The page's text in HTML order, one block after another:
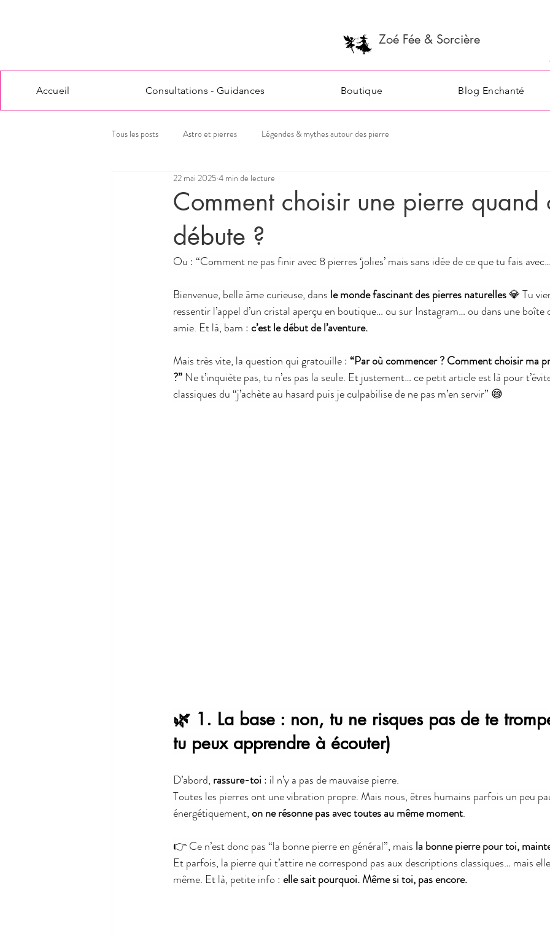
Zoé Fée & Sorcière
Accueil Consultations - Guidances Boutique Blog Enchanté
Tous les posts Astro et pierres Légendes & mythes autour des pierre
Comment choisir une pierre quand
débute ?
22 mai 2025 4 min de lecture
Ou : “Comment ne pas finir avec 8 pierres ‘jolies’ mais sans idée de ce que tu fais
Bienvenue, belle âme curieuse, dans le monde fascinant des pierres naturelles 💎 Tu
ressentir l’appel d’un cristal aperçu en boutique… ou sur Instagram… ou dans une boîte
amie. Et là, bam : c’est le début de l’aventure.
Mais très vite, la question qui gratouille : “Par où commencer ? Comment choisir ma
?” Ne t’inquiète pas, tu n’es pas la seule. Et justement… ce petit article est là pour
classiques du “j’achète au hasard puis je culpabilise de ne pas m’en servir” 😅
🌿 1. La base : non, tu ne risques pas de te
tu peux apprendre à écouter)
D’abord, rassure-toi : il n’y a pas de mauvaise pierre.
Toutes les pierres ont une vibration propre. Mais nous, êtres humains parfois un peu
énergétiquement, on ne résonne pas avec toutes au même moment.
👉 Ce n’est donc pas “la bonne pierre en général”, mais la bonne pierre pour toi,
Et parfois, la pierre qui t’attire ne correspond pas aux descriptions classiques… mais
même. Et là, petite info : elle sait pourquoi. Même si toi, pas encore.